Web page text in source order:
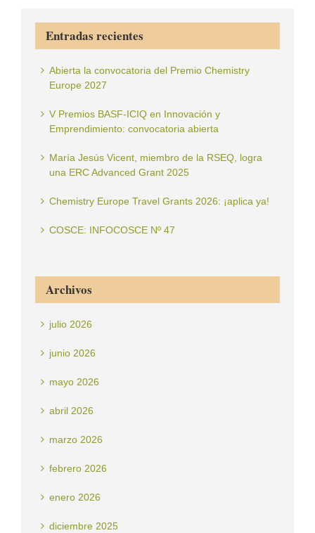
Entradas recientes
Abierta la convocatoria del Premio Chemistry
Europe 2027
V Premios BASF-ICIQ en Innovación y
Emprendimiento: convocatoria abierta
María Jesús Vicent, miembro de la RSEQ, logra
una ERC Advanced Grant 2025
Chemistry Europe Travel Grants 2026: ¡aplica ya!
COSCE: INFOCOSCE Nº 47
Archivos
julio 2026
junio 2026
mayo 2026
abril 2026
marzo 2026
febrero 2026
enero 2026
diciembre 2025